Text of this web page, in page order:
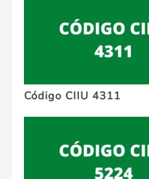
Código CIIU 4311